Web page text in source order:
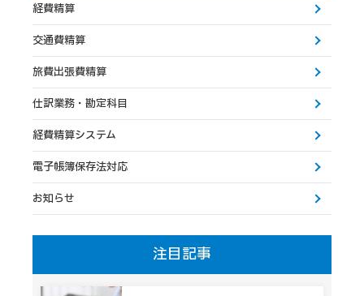
経費精算
交通費精算
旅費出張費精算
仕訳業務・勘定科目
経費精算システム
電子帳簿保存法対応
お知らせ
注目記事